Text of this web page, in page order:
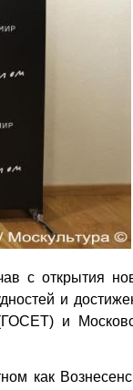
с открытия
и
и
как